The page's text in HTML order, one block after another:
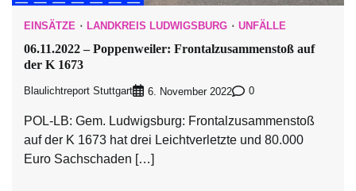
EINSÄTZE LANDKREIS LUDWIGSBURG UNFÄLLE
06.11.2022 – Poppenweiler: Frontalzusammenstoß auf
der K 1673
Blaulichtreport Stuttgart 6. November 2022 0
POL-LB: Gem. Ludwigsburg: Frontalzusammenstoß
auf der K 1673 hat drei Leichtverletzte und 80.000
Euro Sachschaden […]